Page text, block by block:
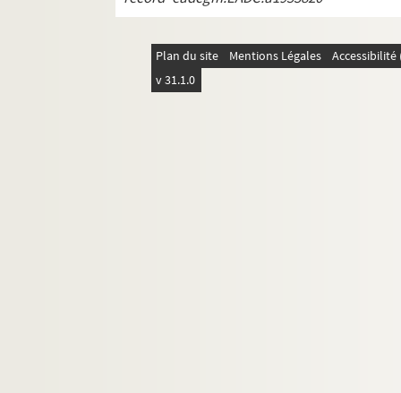
Plan du site Mentions Légales
v 31.1.0